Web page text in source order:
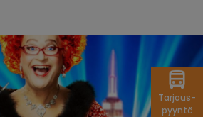
Tarjous-
pyyntö